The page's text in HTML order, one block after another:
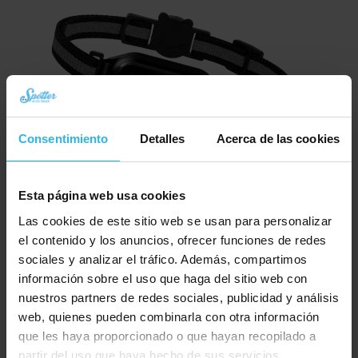
Consentimiento Detalles Acerca de las cookies
Esta página web usa cookies
Las cookies de este sitio web se usan para personalizar
el contenido y los anuncios, ofrecer funciones de redes
sociales y analizar el tráfico. Además, compartimos
información sobre el uso que haga del sitio web con
nuestros partners de redes sociales, publicidad y análisis
web, quienes pueden combinarla con otra información
que les haya proporcionado o que hayan recopilado a
partir del uso que haya hecho de sus servicios.
89,95
El
precio
original
era:
€ 89,95.
79,94
precio
actual
es:
€ 79,94.
Pedir ahora